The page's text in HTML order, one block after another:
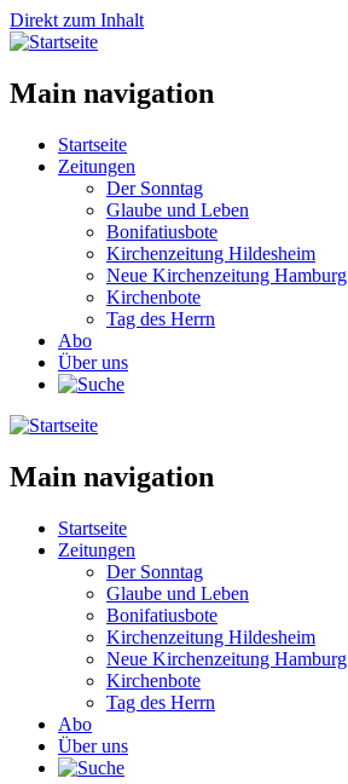
Direkt zum Inhalt
Main navigation
Startseite
Zeitungen
Der Sonntag
Glaube und Leben
Bonifatiusbote
Kirchenzeitung Hildesheim
Neue Kirchenzeitung Hamburg
Kirchenbote
Tag des Herrn
Abo
Über uns
Main navigation
Startseite
Zeitungen
Der Sonntag
Glaube und Leben
Bonifatiusbote
Kirchenzeitung Hildesheim
Neue Kirchenzeitung Hamburg
Kirchenbote
Tag des Herrn
Abo
Über uns